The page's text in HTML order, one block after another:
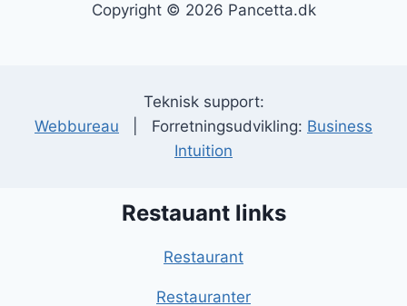
Copyright © 2026 Pancetta.dk
Teknisk support:
Webbureau | Forretningsudvikling: Business
Intuition
Restauant links
Restaurant
Restauranter